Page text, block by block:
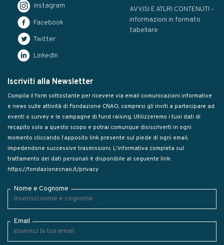
instagram
Facebook
Twitter
LinkedIn
AVVISI E ATLRI CONTENUTI -
informazioni in formato
tabellare
Iscriviti alla Newsletter
Compila il form sottostante per ricevere via email comunicazioni informative
e news sulle attività di Fondazione CNAO, compresi gli inviti a partecipare ad
eventi o survey e le campagne di fund raising. Utilizzeremo i tuoi dati di
recapito solo a questo scopo e potrai comunque disiscriverti in ogni
momento cliccando l’apposito link presente sul piede di ogni email,
impedendone successive trasmissioni. L'informativa completa sul
trattamento dei dati personali è disponibile al seguente link:
https://fondazionecnao.it/privacy
Nome e Cognome
Email